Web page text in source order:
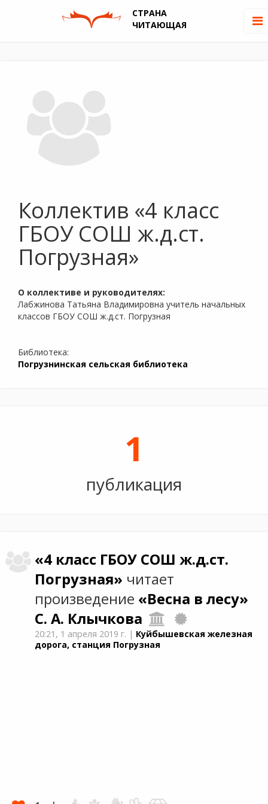
СТРАНА
ЧИТАЮЩАЯ
Коллектив «4 класс
ГБОУ СОШ ж.д.ст.
Погрузная»
О коллективе и руководителях:
Лабжинова Татьяна Владимировна учитель начальных
классов ГБОУ СОШ ж.д.ст. Погрузная
Библиотека:
Погрузнинская сельская библиотека
1
публикация
«4 класс ГБОУ СОШ ж.д.ст.
Погрузная» читает
произведение «Весна в лесу»
С. А. Клычкова
20:21, 1 апреля 2019 г. | Куйбышевская железная
дорога, станция Погрузная